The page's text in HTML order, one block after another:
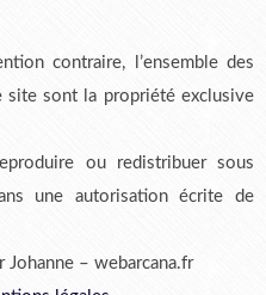
contraire, l’ensemble des
site sont la propriété exclusive
ou redistribuer sous
une autorisation écrite de
– webarcana.fr